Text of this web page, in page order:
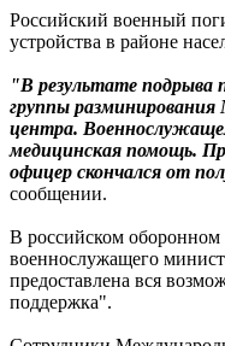
Российский военный
устройства в районе
"В результате подрыва
группы
центра.
медицинская помощь.
офицер скончался от
сообщении.
В российском оборонном
военнослужащего
предоставлена вся
поддержка".